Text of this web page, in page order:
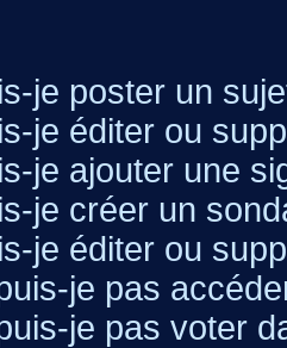
je poster un
je éditer ou
je ajouter une
je créer un
je éditer ou
je pas
je pas voter